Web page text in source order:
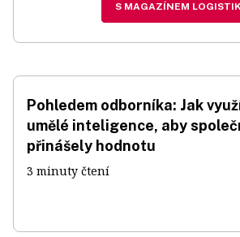
S MAGAZÍNEM
Pohledem odborníka: Jak
umělé inteligence, aby
přinášely hodnotu
3 minuty čtení